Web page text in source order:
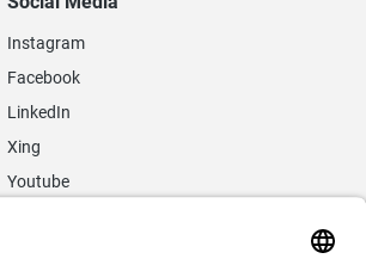
Instagram
Facebook
LinkedIn
Xing
Youtube